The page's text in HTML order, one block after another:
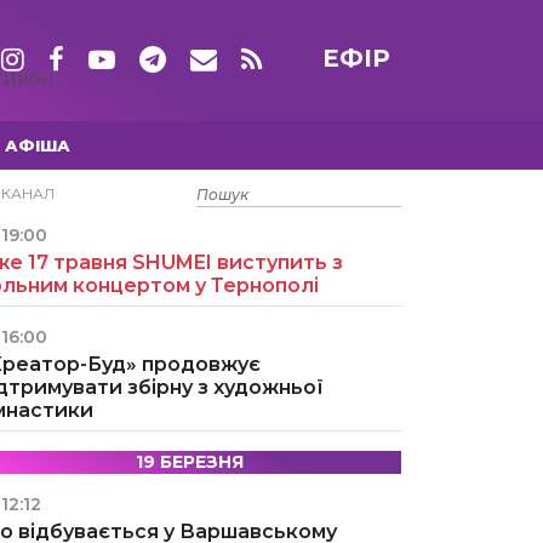
ЕФІР
АФІША
15 ТРАВНЯ
19:00
17 травня SHUMEI виступить з
концертом у Тернополі
16:00
Буд» продовжує
збірну з художньої
19 БЕРЕЗНЯ
12:12
відбувається у Варшавському